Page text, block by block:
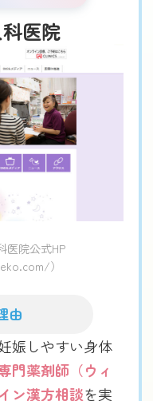
医院
医院公式HP
）
由
娠しやすい身体
門薬剤師（ウィ
ン漢方相談を実